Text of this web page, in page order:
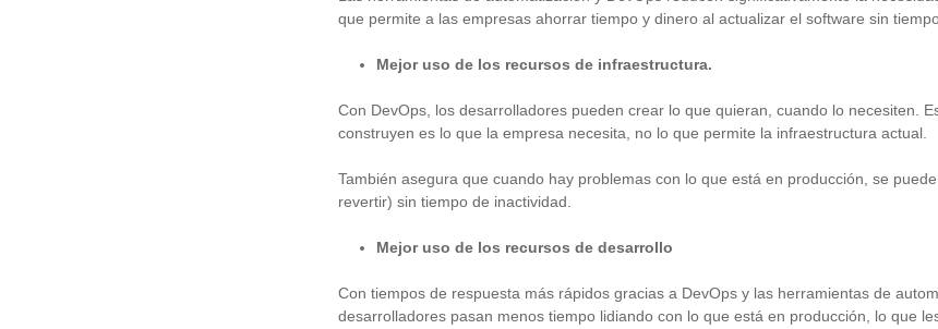
que permite a las empresas ahorrar tiempo y dinero al actualizar el software sin
Mejor uso de los recursos de infraestructura.
Con DevOps, los desarrolladores pueden crear lo que quieran, cuando lo necesiten.
construyen es lo que la empresa necesita, no lo que permite la infraestructura actual.
También asegura que cuando hay problemas con lo que está en producción, se
revertir) sin tiempo de inactividad.
Mejor uso de los recursos de desarrollo
Con tiempos de respuesta más rápidos gracias a DevOps y las herramientas de
desarrolladores pasan menos tiempo lidiando con lo que está en producción, lo que